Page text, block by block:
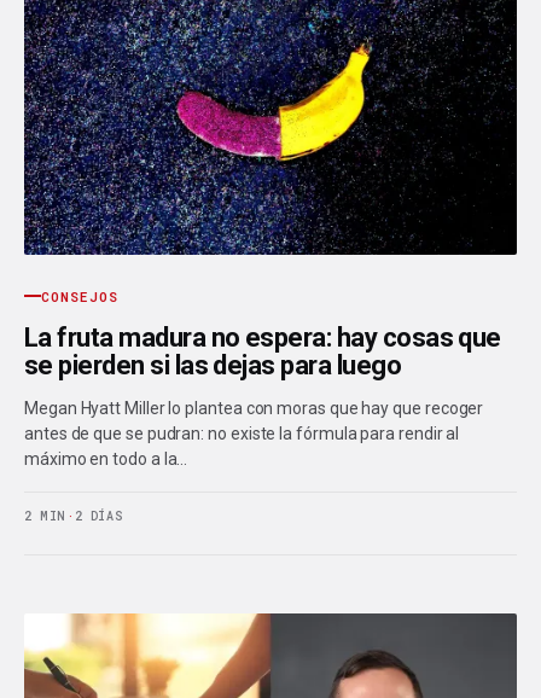
CONSEJOS
La fruta madura no espera: hay cosas que
se pierden si las dejas para luego
Megan Hyatt Miller lo plantea con moras que hay que recoger
antes de que se pudran: no existe la fórmula para rendir al
máximo en todo a la…
2 MIN · 2 DÍAS